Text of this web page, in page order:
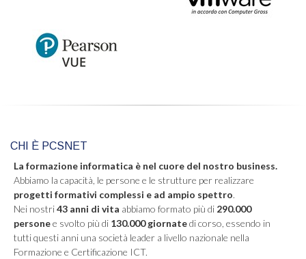
CHI È PCSNET
La formazione informatica è nel cuore del nostro business.
Abbiamo la capacità, le persone e le strutture per realizzare
progetti formativi complessi e ad ampio spettro.
Nei nostri43 anni di vita abbiamo formato più di 290.000
personee svolto più di 130.000 giornatedi corso, essendo in
tutti questi anni una società leader a livello nazionale nella
Formazione e Certificazione ICT.